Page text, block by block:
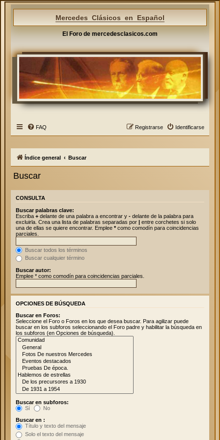
Mercedes Clásicos en Español
El Foro de mercedesclasicos.com
FAQ Identificarse
Registrarse
Índice general Buscar
Buscar
CONSULTA
Buscar palabras clave:
Escriba + delante de una palabra a encontrar y - delante de la palabra para
excluirla. Crea una lista de palabras separadas por | entre corchetes si solo
una de ellas se quiere encontrar. Emplee *como comodín para coincidencias
parciales.
Buscar todos los términos
Buscar cualquier término
Buscar autor:
Emplee * como comodín para coincidencias parciales.
OPCIONES DE BÚSQUEDA
Buscar en Foros:
Seleccione el Foro o Foros en los que desea buscar. Para agilizar puede
buscar en los subforos seleccionando el Foro padre y habilitar la búsqueda en
los subforos (en Opciones de búsqueda).
Buscar en subforos:
Sí
No
Buscar en :
Título y texto del mensaje
Solo el texto del mensaje